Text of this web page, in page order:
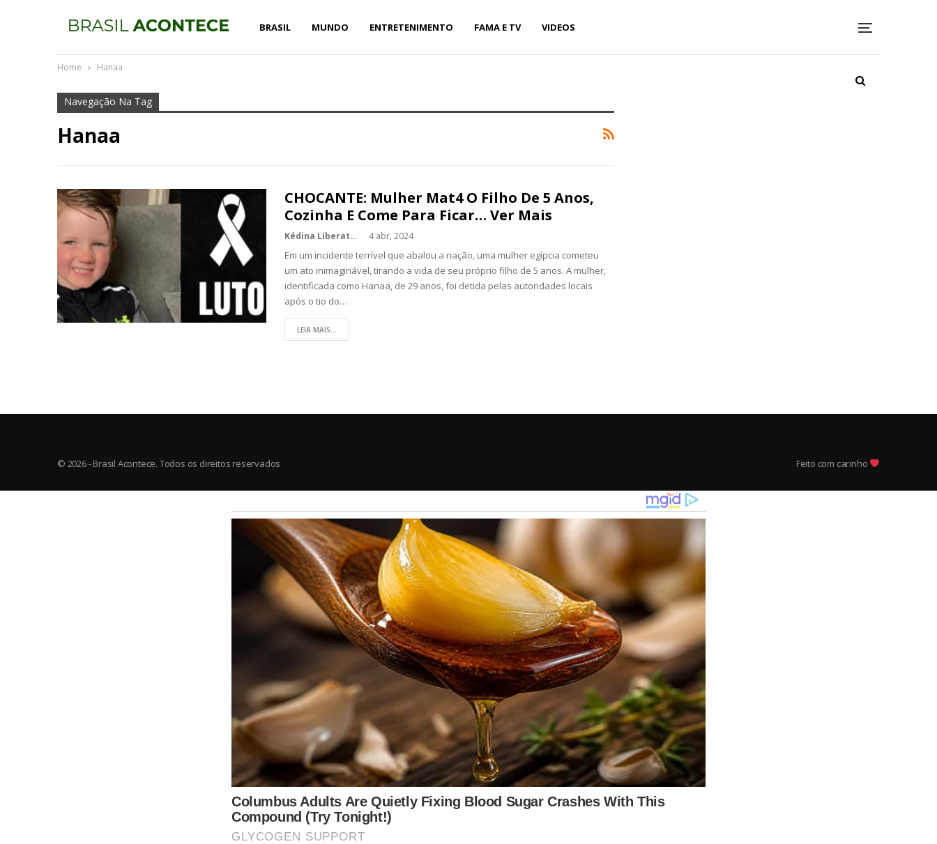
BRASIL MUNDO ENTRETENIMENTO FAMA E TV VIDEOS
Home Hanaa
Navegação Na Tag
Hanaa
CHOCANTE: Mulher Mat4 O Filho De 5 Anos,
Cozinha E Come Para Ficar… Ver Mais
Kédina Liberato 4 abr, 2024
Em um incidente terrível que abalou a nação, uma mulher egípcia cometeu
um ato inimaginável, tirando a vida de seu próprio filho de 5 anos. A mulher,
identificada como Hanaa, de 29 anos, foi detida pelas autoridades locais
após o tio do…
LEIA MAIS...
© 2026 - Brasil Acontece. Todos os direitos reservados Feito com carinho